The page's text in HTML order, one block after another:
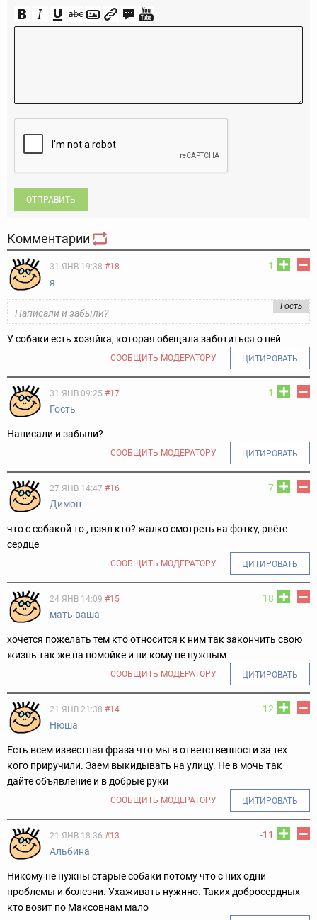
ОТПРАВИТЬ
Комментарии
1
31 ЯНВ 19:38 #18
я
Гость
Написали и забыли?
У собаки есть хозяйка, которая обещала заботиться о ней
СООБЩИТЬ МОДЕРАТОРУ ЦИТИРОВАТЬ
1
31 ЯНВ 09:25 #17
Гость
Написали и забыли?
СООБЩИТЬ МОДЕРАТОРУ ЦИТИРОВАТЬ
7
27 ЯНВ 14:47 #16
Димон
что с собакой то , взял кто? жалко смотреть на фотку, рвёте
сердце
СООБЩИТЬ МОДЕРАТОРУ ЦИТИРОВАТЬ
18
24 ЯНВ 14:09 #15
мать ваша
хочется пожелать тем кто относится к ним так закончить свою
жизнь так же на помойке и ни кому не нужным
СООБЩИТЬ МОДЕРАТОРУ ЦИТИРОВАТЬ
12
21 ЯНВ 21:38 #14
Нюша
Есть всем известная фраза что мы в ответственности за тех
кого приручили. Заем выкидывать на улицу. Не в мочь так
дайте объявление и в добрые руки
СООБЩИТЬ МОДЕРАТОРУ ЦИТИРОВАТЬ
-11
21 ЯНВ 18:36 #13
Альбина
Никому не нужны старые собаки потому что с них одни
проблемы и болезни. Ухаживать нужнно. Таких добросердных
кто возит по Максовнам мало